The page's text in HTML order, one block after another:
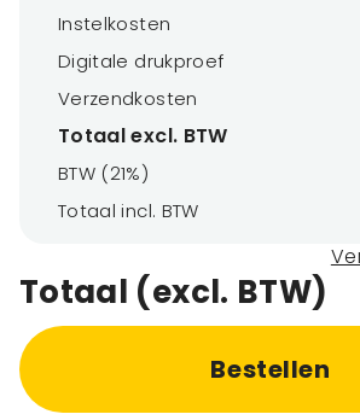
Instelkosten
Digitale drukproef
Verzendkosten
Totaal excl. BTW
BTW (21%)
Totaal incl. BTW
Totaal (excl. BTW)
Bestellen